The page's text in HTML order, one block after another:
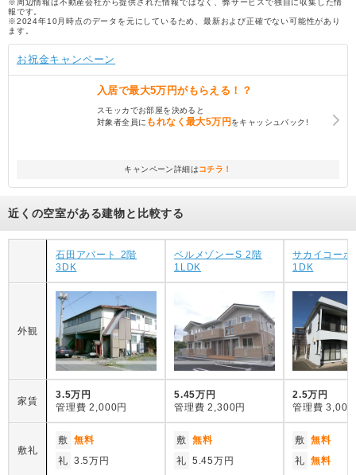
報です。
※2024年10月時点のデータを元にしているため、最新および正確でない可能性があり
ます。
お祝金キャンペーン
入居で最大5万円がもらえる！？
スモッカでお部屋を決めると
対象者全員に もれなく最大5万円をキャッシュバック!
キャンペーン詳細はコチラ！
近くの空室がある建物と比較する
石田アパート 2階
3DK
ベルメゾンーS 2階
1LDK
サカイコー
1DK
外観
家賃
3.5万円
管理費 2,000円
5.45万円
管理費 2,300円
2.5万円
管理費 3,000
敷礼
敷 無料
礼 3.5万円
敷 無料
礼 5.45万円
敷 無料
礼 無料